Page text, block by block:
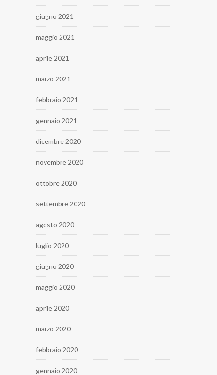
giugno 2021
maggio 2021
aprile 2021
marzo 2021
febbraio 2021
gennaio 2021
dicembre 2020
novembre 2020
ottobre 2020
settembre 2020
agosto 2020
luglio 2020
giugno 2020
maggio 2020
aprile 2020
marzo 2020
febbraio 2020
gennaio 2020